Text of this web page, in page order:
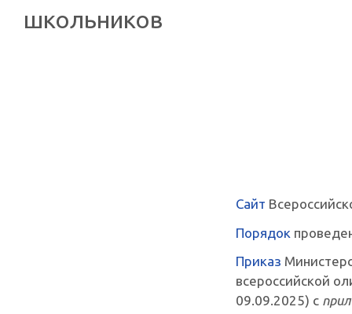
школьников
Сайт
Порядок
Приказ
всероссийской
09.09.2025) с